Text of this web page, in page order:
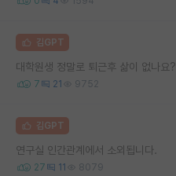
김GPT
대학원생 정말로 퇴근후 삶이 없나요?
7 21 9752
김GPT
연구실 인간관계에서 소외됩니다.
27 11 8079